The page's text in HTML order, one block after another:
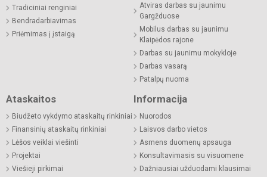
Tradiciniai renginiai
Bendradarbiavimas
Priėmimas į įstaigą
Atviras darbas su jaunimu
Gargžduose
Mobilus darbas su jaunimu
Klaipėdos rajone
Darbas su jaunimu mokykloje
Darbas vasarą
Patalpų nuoma
Ataskaitos
Biudžeto vykdymo ataskaitų rinkiniai
Finansinių ataskaitų rinkiniai
Lėšos veiklai viešinti
Projektai
Viešieji pirkimai
Informacija
Nuorodos
Laisvos darbo vietos
Asmens duomenų apsauga
Konsultavimasis su visuomene
Dažniausiai užduodami klausimai